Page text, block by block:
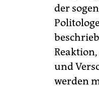
der
und
werden